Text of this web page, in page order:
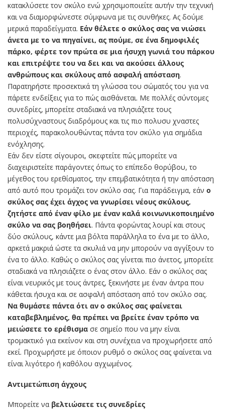
κατακλύσετε τον σκύλο ενώ χρησιμοποιείτε αυτήν την τεχνική
και να διαμορφώνεστε σύμφωνα με τις συνθήκες. Ας δούμε
μερικά παραδείγματα. Εάν θέλετε ο σκύλος σας να νιώσει
άνετα με το να πηγαίνει, ας πούμε, σε ένα δημοφιλές
πάρκο, φέρτε τον πρώτα σε μια ήσυχη γωνιά του πάρκου
και επιτρέψτε του να δει και να ακούσει άλλους
ανθρώπους και σκύλους από ασφαλή απόσταση.
Παρατηρήστε προσεκτικά τη γλώσσα του σώματός του για να
πάρετε ενδείξεις για το πώς αισθάνεται. Με πολλές σύντομες
συνεδρίες, μπορείτε σταδιακά να πλησιάζετε τους
πολυσύχναστους διαδρόμους και τις πιο πολυσυ χναστες
περιοχές, παρακολουθώντας πάντα τον σκύλο για σημάδια
ενόχλησης.
Εάν δεν είστε σίγουροι, σκεφτείτε πώς μπορείτε να
διαχειριστείτε παράγοντες όπως το επίπεδο θορύβου, το
μέγεθος του ερεθίσματος, την επεμβατικότητα ή την απόσταση
από αυτό που τρομάζει τον σκύλο σας. Για παράδειγμα, εάν ο
σκύλος σας έχει άγχος να γνωρίσει νέoυς σκύλους,
ζητήστε από έναν φίλο με έναν καλά κοινωνικοποιημένο
σκύλο να σας βοηθήσει. Πάντα φορώντας λουρί και στους
δύο σκύλους, κάντε μια βόλτα παράλληλα το ένα με το άλλο,
αρκετά μακριά ώστε τα σκυλιά να μην μπορούν να αγγίξουν το
ένα το άλλο. Καθώς ο σκύλος σας γίνεται πιο άνετος, μπορείτε
σταδιακά να πλησιάζετε ο ένας στον άλλο. Εάν ο σκύλος σας
είναι νευρικός με τους άντρες, ξεκινήστε με έναν άντρα που
κάθεται ήσυχα και σε ασφαλή απόσταση από τον σκύλο σας.
Να θυμάστε πάντα ότι αν ο σκύλος σας φαίνεται
καταβεβλημένος, θα πρέπει να βρείτε έναν τρόπο να
μειώσετε το ερέθισμα σε σημείο που να μην είναι
τρομακτικό για εκείνον και στη συνέχεια να προχωρήσετε από
εκεί. Προχωρήστε με όποιον ρυθμό ο σκύλος σας φαίνεται να
είναι λιγότερο ή καθόλου αγχωμένος.
Αντιμετώπιση άγχους
Μπορείτε να βελτιώσετε τις συνεδρίες